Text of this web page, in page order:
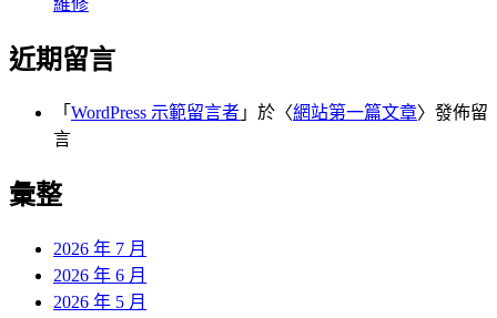
近期留言
「 WordPress 示範留言者 」於〈網站第一篇文章〉發佈留
言
彙整
2026 年 7 月
2026 年 6 月
2026 年 5 月